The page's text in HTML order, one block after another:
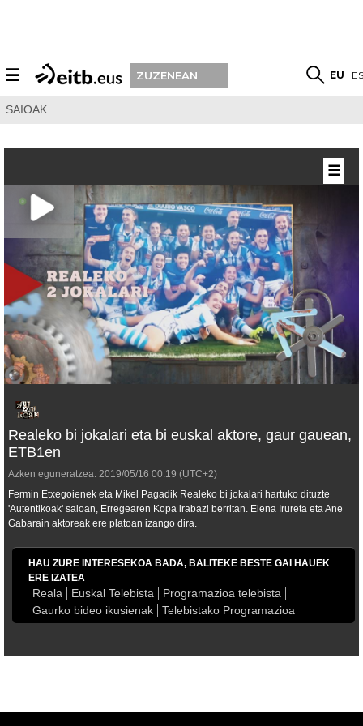
☰ ZUZENEAN EU
SAIOAK
Realeko bi jokalari eta bi euskal aktore, gaur gauean,
ETB1en
Azken eguneratzea: 2019/05/16 00:19 (UTC+2)
Fermin Etxegoienek eta Mikel Pagadik Realeko bi jokalari hartuko dituzte
'Autentikoak' saioan, Erregearen Kopa irabazi berritan. Elena Irureta eta Ane
Gabarain aktoreak ere platoan izango dira.
HAU ZURE INTERESEKOA BADA, BALITEKE BESTE GAI HAUEK
ERE IZATEA
Reala Euskal Telebista
Programazioa telebista
Gaurko bideo ikusienak
Telebistako Programazioa
☰